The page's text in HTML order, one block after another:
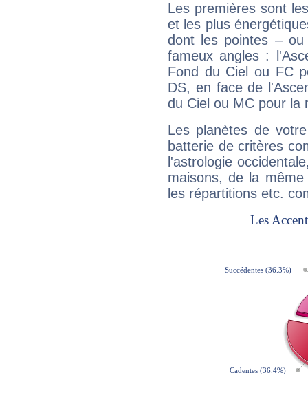
Les premières sont
et les plus
dont les pointes –
fameux angles :
Fond du Ciel ou FC
DS, en face de
du Ciel ou MC pour la
Les planètes de
batterie de critères
l'astrologie
maisons, de la
les répartitions etc.